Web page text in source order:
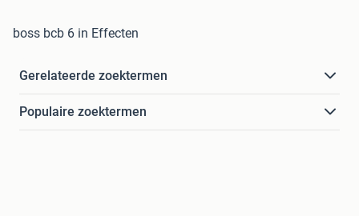
boss bcb 6 in Effecten
Gerelateerde zoektermen
Populaire zoektermen